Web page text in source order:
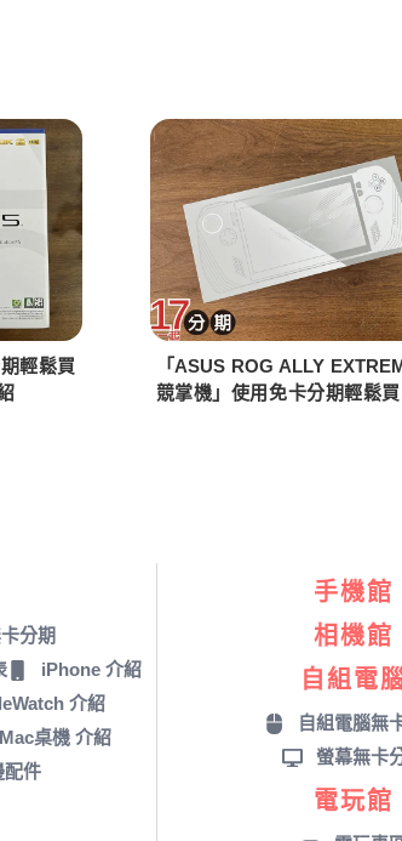
輕鬆買
「ASUS ROG ALLY
競掌機」使用免卡分期輕鬆
分期
iPhone 介紹
介紹
Mac桌機 介紹
配件
手機館
相機館
自組電
自組電腦無
螢幕無卡
電玩館